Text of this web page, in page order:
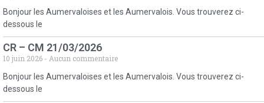
Bonjour les Aumervaloises et les Aumervalois. Vous trouverez ci-
dessous le
CR – CM 21/03/2026
10 juin 2026
Aucun commentaire
Bonjour les Aumervaloises et les Aumervalois. Vous trouverez ci-
dessous le